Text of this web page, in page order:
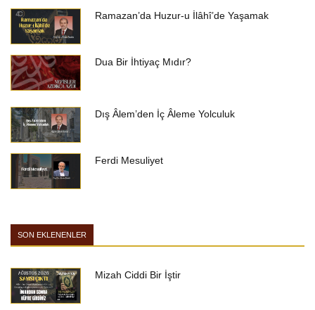
Ramazan’da Huzur-u İlâhî’de Yaşamak
Dua Bir İhtiyaç Mıdır?
Dış Âlem’den İç Âleme Yolculuk
Ferdi Mesuliyet
SON EKLENENLER
Mizah Ciddi Bir İştir